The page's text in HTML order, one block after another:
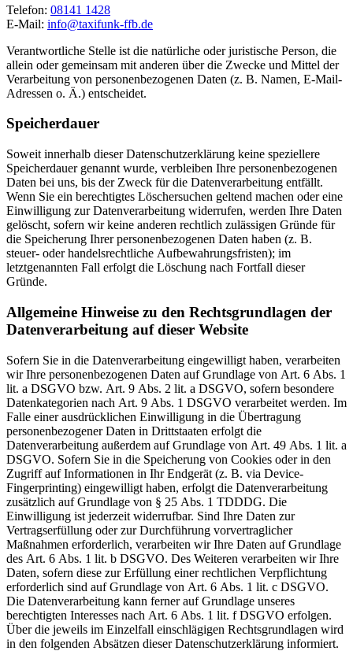
Telefon: 08141 1428
E-Mail: info@taxifunk-ffb.de
Verantwortliche Stelle ist die natürliche oder juristische Person, die
allein oder gemeinsam mit anderen über die Zwecke und Mittel der
Verarbeitung von personenbezogenen Daten (z. B. Namen, E-Mail-
Adressen o. Ä.) entscheidet.
Speicherdauer
Soweit innerhalb dieser Datenschutzerklärung keine speziellere
Speicherdauer genannt wurde, verbleiben Ihre personenbezogenen
Daten bei uns, bis der Zweck für die Datenverarbeitung entfällt.
Wenn Sie ein berechtigtes Löschersuchen geltend machen oder eine
Einwilligung zur Datenverarbeitung widerrufen, werden Ihre Daten
gelöscht, sofern wir keine anderen rechtlich zulässigen Gründe für
die Speicherung Ihrer personenbezogenen Daten haben (z. B.
steuer- oder handelsrechtliche Aufbewahrungsfristen); im
letztgenannten Fall erfolgt die Löschung nach Fortfall dieser
Gründe.
Allgemeine Hinweise zu den Rechtsgrundlagen der
Datenverarbeitung auf dieser Website
Sofern Sie in die Datenverarbeitung eingewilligt haben, verarbeiten
wir Ihre personenbezogenen Daten auf Grundlage von Art. 6 Abs. 1
lit. a DSGVO bzw. Art. 9 Abs. 2 lit. a DSGVO, sofern besondere
Datenkategorien nach Art. 9 Abs. 1 DSGVO verarbeitet werden. Im
Falle einer ausdrücklichen Einwilligung in die Übertragung
personenbezogener Daten in Drittstaaten erfolgt die
Datenverarbeitung außerdem auf Grundlage von Art. 49 Abs. 1 lit. a
DSGVO. Sofern Sie in die Speicherung von Cookies oder in den
Zugriff auf Informationen in Ihr Endgerät (z. B. via Device-
Fingerprinting) eingewilligt haben, erfolgt die Datenverarbeitung
zusätzlich auf Grundlage von § 25 Abs. 1 TDDDG. Die
Einwilligung ist jederzeit widerrufbar. Sind Ihre Daten zur
Vertragserfüllung oder zur Durchführung vorvertraglicher
Maßnahmen erforderlich, verarbeiten wir Ihre Daten auf Grundlage
des Art. 6 Abs. 1 lit. b DSGVO. Des Weiteren verarbeiten wir Ihre
Daten, sofern diese zur Erfüllung einer rechtlichen Verpflichtung
erforderlich sind auf Grundlage von Art. 6 Abs. 1 lit. c DSGVO.
Die Datenverarbeitung kann ferner auf Grundlage unseres
berechtigten Interesses nach Art. 6 Abs. 1 lit. f DSGVO erfolgen.
Über die jeweils im Einzelfall einschlägigen Rechtsgrundlagen wird
in den folgenden Absätzen dieser Datenschutzerklärung informiert.